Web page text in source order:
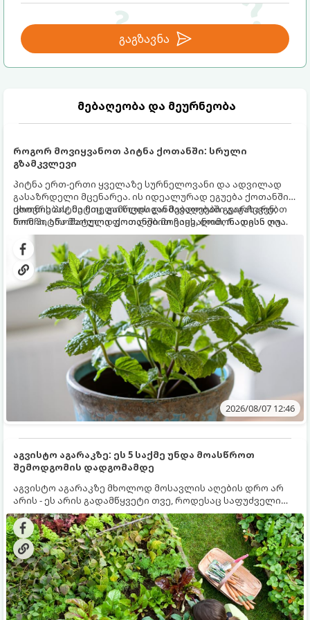
გაგზავნა
მებაღეობა და მეურნეობა
როგორ მოვიყვანოთ პიტნა ქოთანში: სრული
გზამკვლევი
პიტნა ერთ-ერთი ყველაზე სურნელოვანი და ადვილად
გასაზრდელი მცენარეა. ის იდეალურად ეგუება ქოთანში
ცხოვრებას, მეტიც, გამოცდილი მებაღეები გვირჩევენ,
რომ პიტნა მხოლოდ ქოთანში მოვიყვანოთ, რადგან ღია
გრუნტში (ბაღში) დარგვისას ის ფესვებით ძალიან
სწრაფად ვრცელდება და სხვა მცენარეებს ავიწროებს.
ქოთნის პიტნა მთელი წლის განმავლობაში გაგახარებთ
ნორჩი, არომატული ფოთლებით ჩაის, ლიმონათისა თუ
კერძებისთვის.
2026/08/07 12:46
აგვისტო აგარაკზე: ეს 5 საქმე უნდა მოასწროთ
შემოდგომის დადგომამდე
აგვისტო აგარაკზე მხოლოდ მოსავლის აღების დრო არ
არის - ეს არის გადამწყვეტი თვე, როდესაც საფუძველი
ეყრება მომავალი წლის მოსავალს და ბაღი მზადდება
შემოდგომა-ზამთრის სეზონისთვის. იმისათვის, რომ
ნიადაგმა ენერგია აღიდგინოს, ხოლო მცენარეებმა
ზამთარს გაუძლონ, აგვისტოს ბოლომდე 5
მნიშვნელოვანი საქმის გაკეთება უნდა მოასწროთ: